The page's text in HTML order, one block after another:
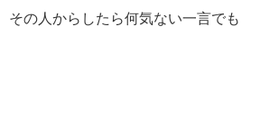
その人からしたら何気ない一言でも